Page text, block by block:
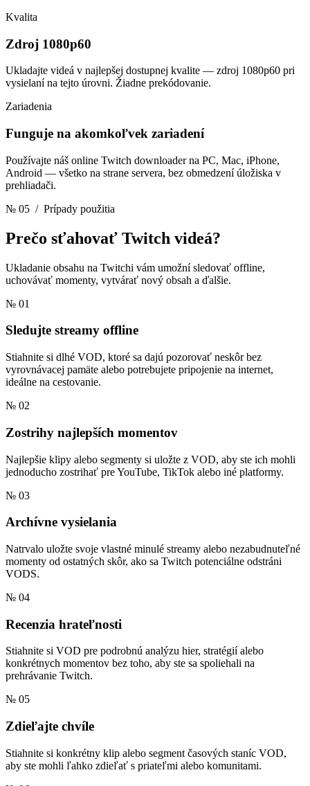
Kvalita
Zdroj 1080p60
Ukladajte videá v najlepšej dostupnej kvalite — zdroj 1080p60 pri
vysielaní na tejto úrovni. Žiadne prekódovanie.
Zariadenia
Funguje na akomkoľvek zariadení
Používajte náš online Twitch downloader na PC, Mac, iPhone,
Android — všetko na strane servera, bez obmedzení úložiska v
prehliadači.
№ 05 / Prípady použitia
Prečo sťahovať Twitch videá?
Ukladanie obsahu na Twitchi vám umožní sledovať offline,
uchovávať momenty, vytvárať nový obsah a ďalšie.
№ 01
Sledujte streamy offline
Stiahnite si dlhé VOD, ktoré sa dajú pozorovať neskôr bez
vyrovnávacej pamäte alebo potrebujete pripojenie na internet,
ideálne na cestovanie.
№ 02
Zostrihy najlepších momentov
Najlepšie klipy alebo segmenty si uložte z VOD, aby ste ich mohli
jednoducho zostrihať pre YouTube, TikTok alebo iné platformy.
№ 03
Archívne vysielania
Natrvalo uložte svoje vlastné minulé streamy alebo nezabudnuteľné
momenty od ostatných skôr, ako sa Twitch potenciálne odstráni
VODS.
№ 04
Recenzia hrateľnosti
Stiahnite si VOD pre podrobnú analýzu hier, stratégií alebo
konkrétnych momentov bez toho, aby ste sa spoliehali na
prehrávanie Twitch.
№ 05
Zdieľajte chvíle
Stiahnite si konkrétny klip alebo segment časových staníc VOD,
aby ste mohli ľahko zdieľať s priateľmi alebo komunitami.